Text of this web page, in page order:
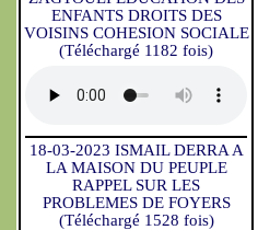
ENFANTS DROITS DES
VOISINS COHESION SOCIALE
(Téléchargé 1182 fois)
18-03-2023 ISMAIL DERRA A
LA MAISON DU PEUPLE
RAPPEL SUR LES
PROBLEMES DE FOYERS
(Téléchargé 1528 fois)